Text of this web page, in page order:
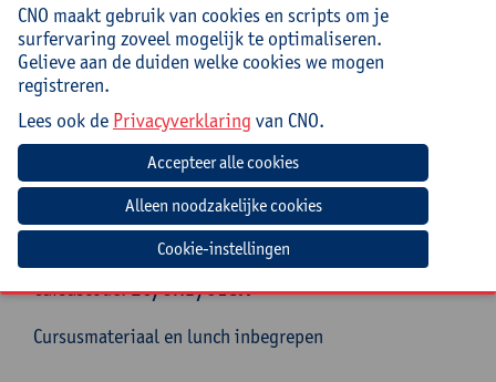
Begeleiding
Ann Geentjens, klinisch psychologe, voormalig
leerkracht psychologie en gesprekstechnieken,
voormalig leerlingenbegeleider, nascholer rond
thema’s communicatie-motivatie-verbinding-angsten-
stress-zelfzorg
Praktisch
Deze cursus loopt over 2 dagen.
Cursuscode:26/OND/018A
Cursusmateriaal en lunch inbegrepen
CNO maakt gebruik van cookies en scripts om je
surfervaring zoveel mogelijk te optimaliseren.
Gelieve aan de duiden welke cookies we mogen
registreren.
Lees ook de Privacyverklaring van CNO.
Cookie-instellingen